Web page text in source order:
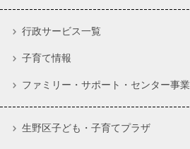
行政サービス一覧
子育て情報
ファミリー・サポート・センター事業
生野区子ども・子育てプラザ